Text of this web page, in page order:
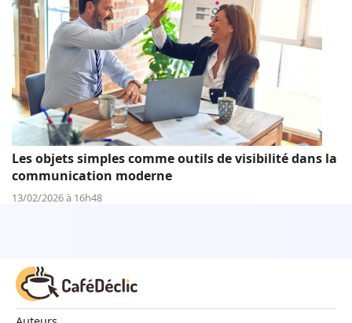
Les objets simples comme outils de visibilité dans la
communication moderne
13/02/2026 à 16h48